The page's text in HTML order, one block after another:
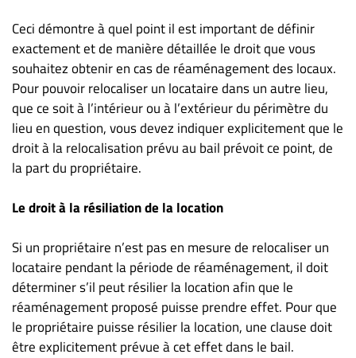
Ceci démontre à quel point il est important de définir
exactement et de manière détaillée le droit que vous
souhaitez obtenir en cas de réaménagement des locaux.
Pour pouvoir relocaliser un locataire dans un autre lieu,
que ce soit à l’intérieur ou à l’extérieur du périmètre du
lieu en question, vous devez indiquer explicitement que le
droit à la relocalisation prévu au bail prévoit ce point, de
la part du propriétaire.
Le droit à la résiliation de la location
Si un propriétaire n’est pas en mesure de relocaliser un
locataire pendant la période de réaménagement, il doit
déterminer s’il peut résilier la location afin que le
réaménagement proposé puisse prendre effet. Pour que
le propriétaire puisse résilier la location, une clause doit
être explicitement prévue à cet effet dans le bail.